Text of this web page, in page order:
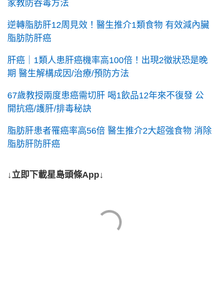
家教防吞毒方法
逆轉脂肪肝12周見效！醫生推介1類食物 有效減內臟
脂肪防肝癌
肝癌｜1類人患肝癌機率高100倍！出現2徵狀恐是晚
期 醫生解構成因/治療/預防方法
67歲教授兩度患癌需切肝 喝1飲品12年來不復發 公
開抗癌/護肝/排毒秘訣
脂肪肝患者罹癌率高56倍 醫生推介2大超強食物 消除
脂肪肝防肝癌
↓立即下載星島頭條App↓